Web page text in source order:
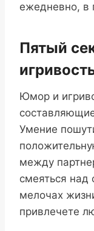
ежедневно, в
Пятый
Юмор и
Умение
между
смеяться над
мелочах
привлечете